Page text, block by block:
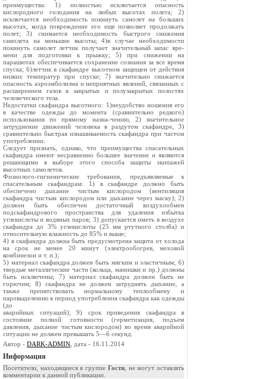
преимущества: 1) полностью исключается опасность
кислородного голодания на любых высотах полета; 2)
исключается необходимость покинуть самолет на больших
высотах, когда повреждение его еще позволяет продолжать
полет; 3) снимается необходимость быстрого снижения
самолета на меньшие высоты; 4)в случае необходимости
покинуть самолет летчик получает значительный запас вре-
мени для подготовки к прыжку; 5) при снижении на
парашютах обеспечивается сохранение сознания за все время
спуска; 6)летчик в скафандре высотном защищен от действия
низких температур при спуске; 7) значительно снижается
опасность аэроэмболизма и неприятных явлений, связанных с
расширением газов в закрытых и полузакрытых полостях
человеческого тела.
Недостатки скафандра высотного: 1)неудобство ношения его
в качестве одежды до момента (сравнительно редкого)
использования по прямому назна-чению, 2) значительное
затруднение движений человека в раздутом скафандре, 3)
сравнительно быстрая изнашиваемость скафандра при частом
употреблении.
Следует признать, однако, что преимущества спасательных
скафандра имеют несравненно большее значение и являются
решающими в выборе этого способа защиты экипажей
высотных самолетов.
Физиолого-гигиенические требования, предъявляемые к
спасательным скафандрам: 1) в скафандре должно быть
обеспечено дыхание чистым кислородом (вентиляция
скафандра чистым кислородом или дыхание через маску); 2)
должен быть обеспечен достаточный воздухообмен
подскафандрового пространства для удаления избытка
углекислоты и водяных паров; 3) допускается иметь в воздухе
скафандра до 3% углекислоты (25 мм ртутного столба) и
относительную влажность до 85% и выше;
4) в скафандра должна быть предусмотрена защита от холода
на срок не менее 20 минут (электрообогрев, меховой
комбинезон и т. п.);
5) материал скафандра должен быть мягким и эластичным; 6)
твердые металлические части (кольца, манишки и пр.) должны
быть исключены; 7) материал скафандра должен быть не
горючим; 8) скафандра не должен затруднять дыхание, а
также препятствовать нормальному теплообмену и
паровыделению в период употребления скафандра как одежды
(до
аварийных ситуаций); 9) срок приведения скафандра в
состояние полной готовности (герметизация, подъем
давления, дыхание чистым кислородом) во время аварийной
ситуации не должен превышать 5—6 секунд.
Автор - DARK-ADMIN , дата - 16.11.2014
Информация
Посетители, находящиеся в группе Гости, не могут оставлять
комментарии к данной публикации.